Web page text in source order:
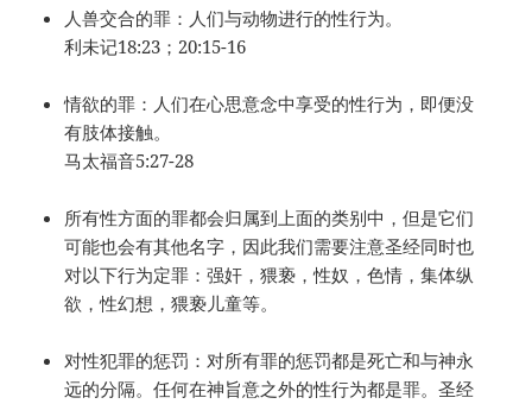
人兽交合的罪：人们与动物进行的性行为。
利未记18:23；20:15-16
情欲的罪：人们在心思意念中享受的性行为，即便没
有肢体接触。
马太福音5:27-28
所有性方面的罪都会归属到上面的类别中，但是它们
可能也会有其他名字，因此我们需要注意圣经同时也
对以下行为定罪：强奸，猥亵，性奴，色情，集体纵
欲，性幻想，猥亵儿童等。
对性犯罪的惩罚：对所有罪的惩罚都是死亡和与神永
远的分隔。任何在神旨意之外的性行为都是罪。圣经